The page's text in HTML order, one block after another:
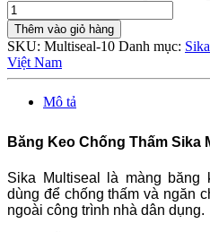
Thêm vào giỏ hàng
SKU: Multiseal-10 Danh mục:
Việt Nam
Mô tả
Băng Keo Chống Thấm Sika
Sika Multiseal là màng
dùng để chống thấm và ngăn
ngoài công trình nhà dân dụng.